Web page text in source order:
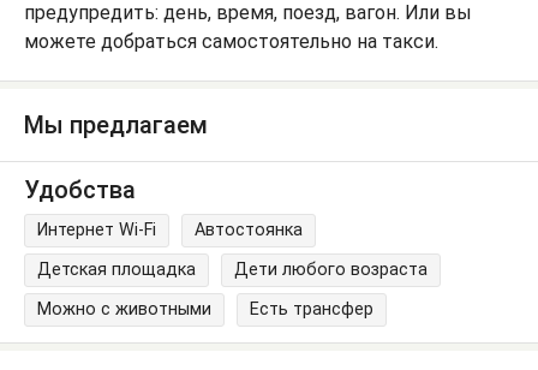
предупредить: день, время, поезд, вагон. Или вы
можете добраться самостоятельно на такси.
Мы предлагаем
Удобства
Интернет Wi-Fi
Автостоянка
Детская площадка
Дети любого возраста
Можно с животными
Есть трансфер